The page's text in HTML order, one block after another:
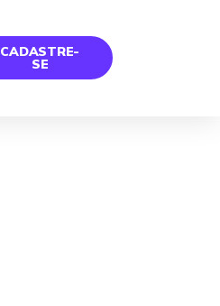
CADASTRE-
SE